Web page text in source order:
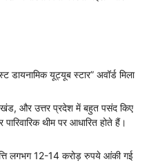
डायनामिक यूट्यूब स्टार” अवॉर्ड मिला
और उत्तर प्रदेश में बहुत पसंद किए
थीम पर आधारित होते हैं।
लगभग 12-14 करोड़ रुपये आंकी गई